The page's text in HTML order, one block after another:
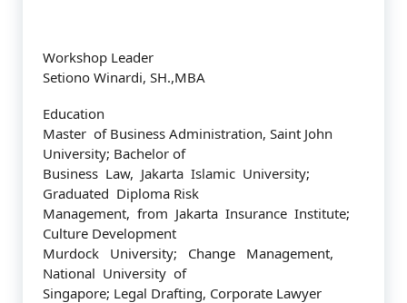
Workshop Leader
Setiono Winardi, SH.,MBA
Education
Master of Business Administration, Saint John
University; Bachelor of
Business Law, Jakarta Islamic University;
Graduated Diploma Risk
Management, from Jakarta Insurance Institute;
Culture Development
Murdock University; Change Management,
National University of
Singapore; Legal Drafting, Corporate Lawyer